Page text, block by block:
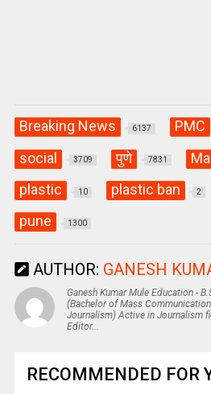
Breaking News 6137 PMC
social 3709 पुणे 7831
plastic 10 plastic ban 2
pune 1300
AUTHOR: GANESH
Ganesh Kumar Mule Education -
(Bachelor of Mass
Journalism) Active in Journalism
Editor...
RECOMMENDED FOR